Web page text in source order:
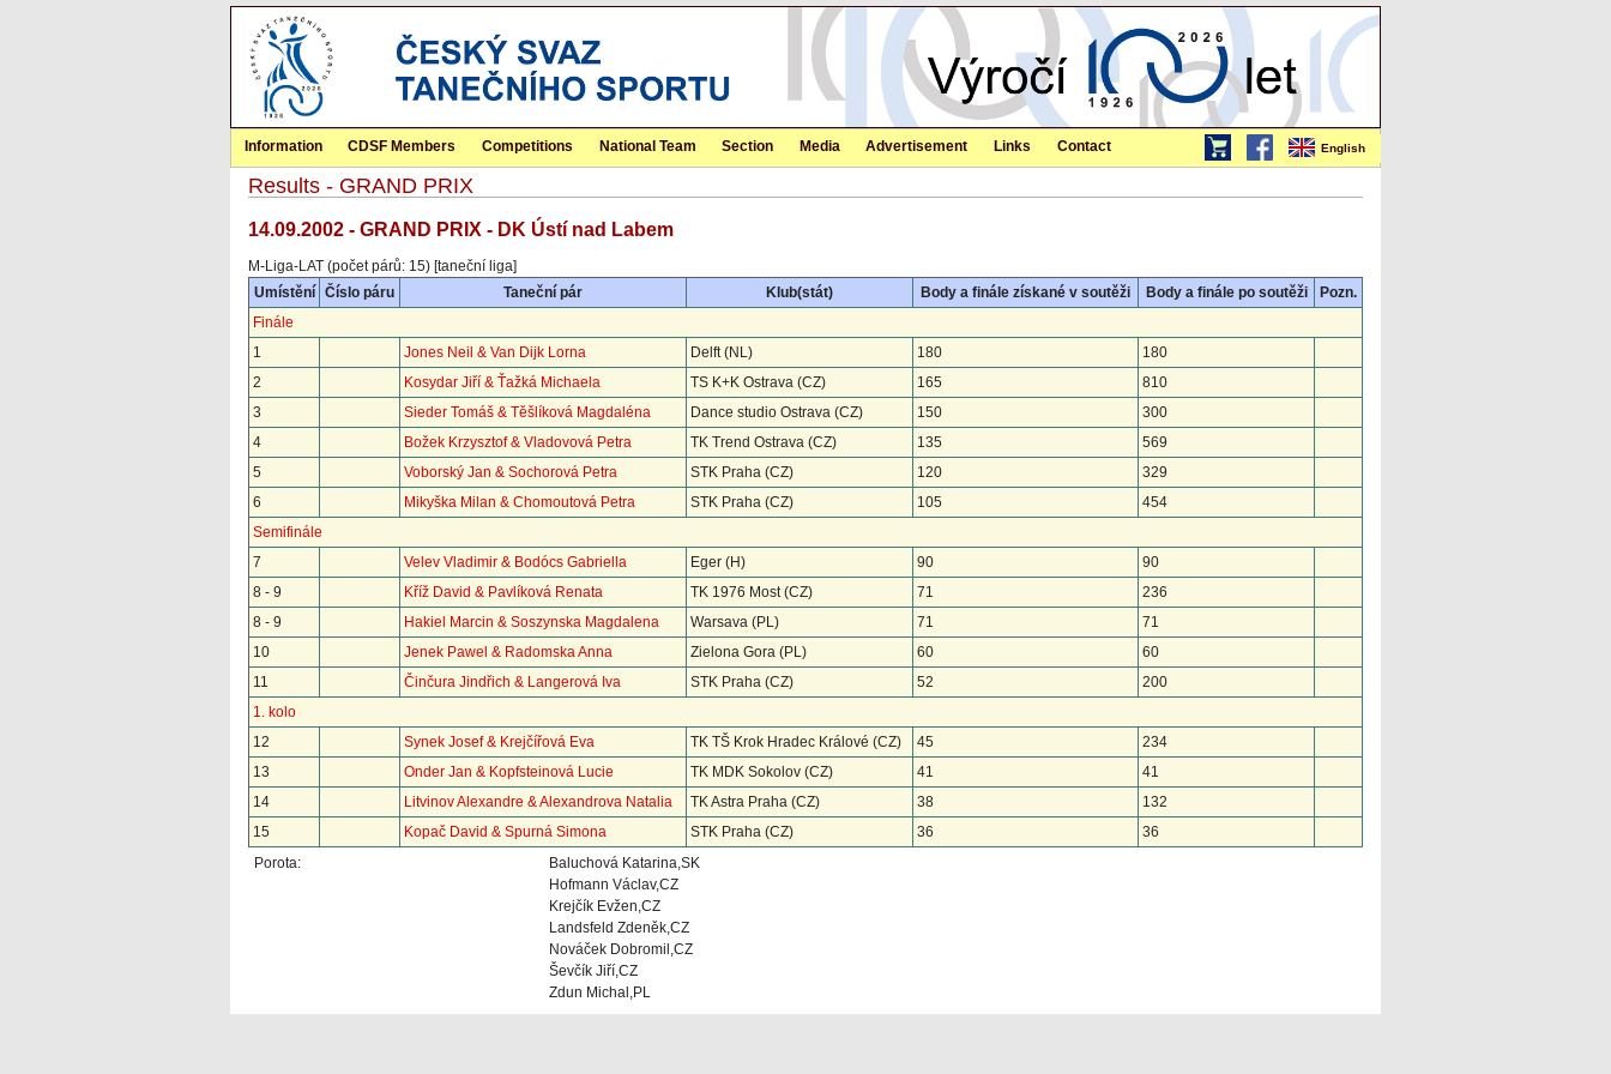
English
Information CDSF Members Competitions National Team Section Media Advertisement Links Contact
Results - GRAND PRIX
14.09.2002 - GRAND PRIX - DK Ústí nad Labem
M-Liga-LAT (počet párů: 15) [taneční liga]
Umístění
Číslo páru Taneční pár Klub(stát) Body a finále získané v soutěži Body a finále po soutěži
Pozn.
Finále
1
Jones Neil & Van Dijk Lorna Delft (NL) 180
180
2
Kosydar Jiří & Ťažká Michaela TS K+K Ostrava (CZ) 165
810
3
Sieder Tomáš & Těšlíková Magdaléna Dance studio Ostrava (CZ) 150
300
4
Božek Krzysztof & Vladovová Petra TK Trend Ostrava (CZ) 135
569
5
Voborský Jan & Sochorová Petra STK Praha (CZ) 120
329
6
Mikyška Milan & Chomoutová Petra STK Praha (CZ) 105
454
Semifinále
7
Velev Vladimir & Bodócs Gabriella Eger (H) 90
90
8 - 9
Kříž David & Pavlíková Renata TK 1976 Most (CZ) 71
236
8 - 9
Hakiel Marcin & Soszynska Magdalena Warsava (PL) 71
71
10
Jenek Pawel & Radomska Anna Zielona Gora (PL) 60
60
11
Činčura Jindřich & Langerová Iva STK Praha (CZ) 52
200
1. kolo
12
Synek Josef & Krejčířová Eva TK TŠ Krok Hradec Králové (CZ) 45
234
13
Onder Jan & Kopfsteinová Lucie TK MDK Sokolov (CZ) 41
41
14
Litvinov Alexandre & Alexandrova Natalia TK Astra Praha (CZ) 38
132
15
Kopač David & Spurná Simona STK Praha (CZ) 36
36
Porota:
Baluchová Katarina,SK
Hofmann Václav,CZ
Krejčík Evžen,CZ
Landsfeld Zdeněk,CZ
Nováček Dobromil,CZ
Ševčík Jiří,CZ
Zdun Michal,PL